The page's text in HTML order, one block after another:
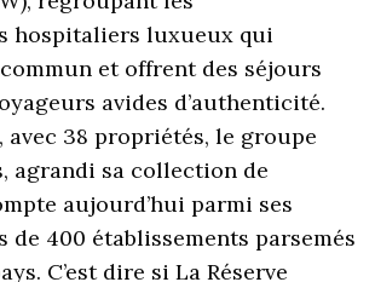
hospitaliers luxueux qui
et offrent des séjours
avides d’authenticité.
avec 38 propriétés, le groupe
agrandi sa collection de
aujourd’hui parmi ses
de 400 établissements parsemés
C’est dire si La Réserve